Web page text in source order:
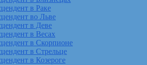
в Раке
во Льве
в Деве
в Весах
в Скорпионе
в Стрельце
в Козероге